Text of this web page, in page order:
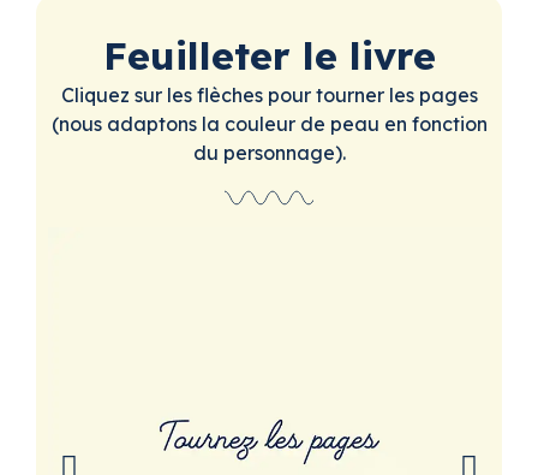
Feuilleter le livre
Cliquez sur les flèches pour tourner les pages
(nous adaptons la couleur de peau en fonction
du personnage).